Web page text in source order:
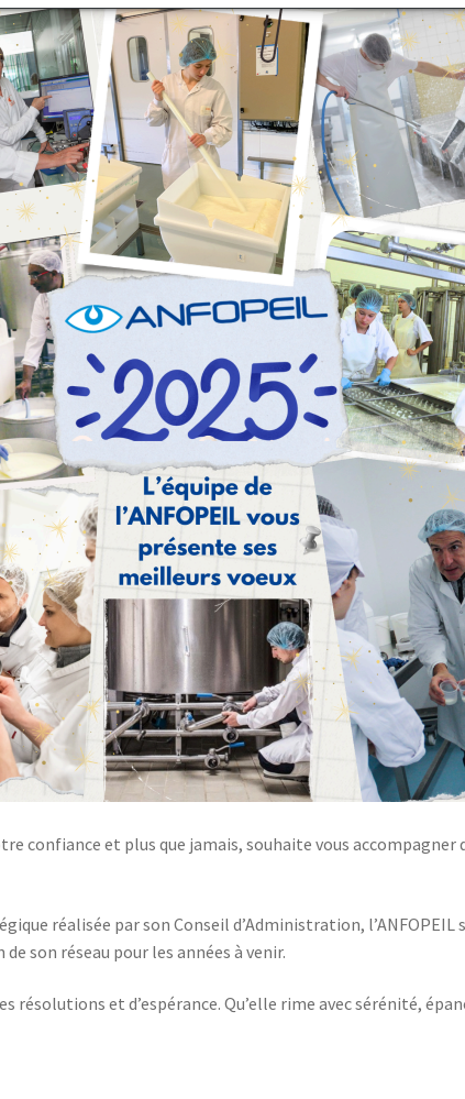
confiance et plus que jamais, souhaite vous
réalisée par son Conseil d’Administration, l’ANFOPEIL
son réseau pour les années à venir.
résolutions et d’espérance. Qu’elle rime avec sérénité,